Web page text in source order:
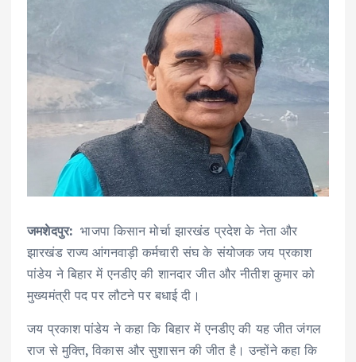
जमशेदपुर: भाजपा किसान मोर्चा झारखंड प्रदेश के नेता और
झारखंड राज्य आंगनवाड़ी कर्मचारी संघ के संयोजक जय प्रकाश
पांडेय ने बिहार में एनडीए की शानदार जीत और नीतीश कुमार को
मुख्यमंत्री पद पर लौटने पर बधाई दी।
जय प्रकाश पांडेय ने कहा कि बिहार में एनडीए की यह जीत जंगल
राज से मुक्ति, विकास और सुशासन की जीत है। उन्होंने कहा कि